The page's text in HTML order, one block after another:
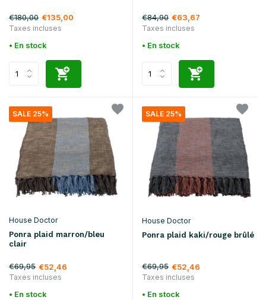
€180,00 €135,00
Taxes incluses
• En stock
€84,90 €63,67
Taxes incluses
• En stock
SALE 25%
House Doctor
Ponra plaid marron/bleu
clair
€69,95 €52,46
Taxes incluses
• En stock
SALE 25%
House Doctor
Ponra plaid kaki/rouge brûlé
€69,95 €52,46
Taxes incluses
• En stock